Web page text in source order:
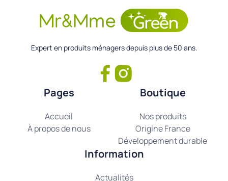
Expert en produits ménagers depuis plus de 50 ans.
Pages
Accueil
À propos de nous
Boutique
Nos produits
Origine France
Développement durable
Information
Actualités